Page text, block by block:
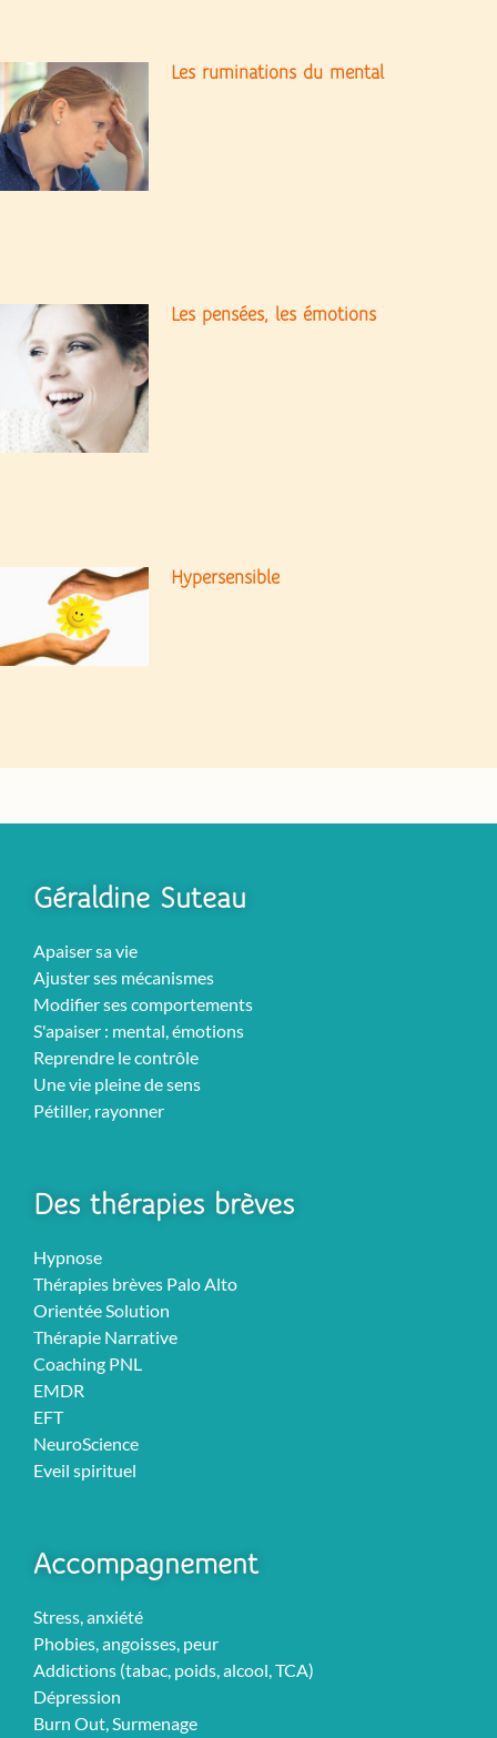
Les ruminations du mental
Les pensées, les émotions
Hypersensible
Géraldine Suteau
Apaiser sa vie
Ajuster ses mécanismes
Modifier ses comportements
S'apaiser : mental, émotions
Reprendre le contrôle
Une vie pleine de sens
Pétiller, rayonner
Des thérapies brèves
Hypnose
Thérapies brèves Palo Alto
Orientée Solution
Thérapie Narrative
Coaching PNL
EMDR
EFT
NeuroScience
Eveil spirituel
Accompagnement
Stress, anxiété
Phobies, angoisses, peur
Addictions (tabac, poids, alcool, TCA)
Dépression
Burn Out, Surmenage